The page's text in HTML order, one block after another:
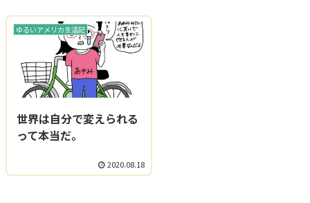
ゆるいアメリカ生活記
世界は自分で変えられる
って本当だ。
2020.08.18